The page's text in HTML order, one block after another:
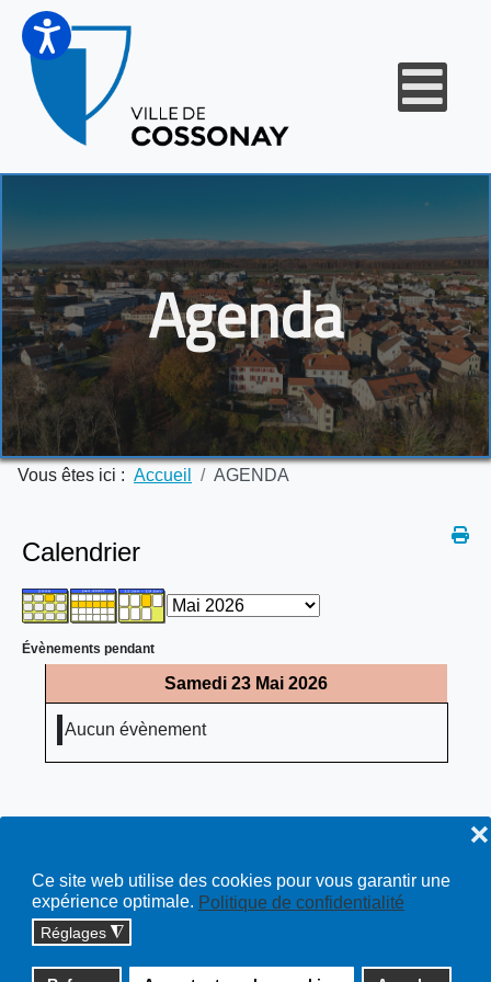
Ce site web utilise des cookies pour vous garantir une
expérience optimale. Politique de confidentialité
Réglages ◮
❌
Agenda
Vous êtes ici : Accueil AGENDA
Calendrier
Évènements pendant
Samedi 23 Mai 2026
Aucun évènement
Copyright © 2026 cossonay.ch - tous droits réservés | site :